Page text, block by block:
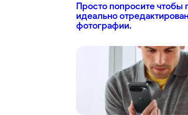
Просто попросите чтобы
идеально
фотографии.